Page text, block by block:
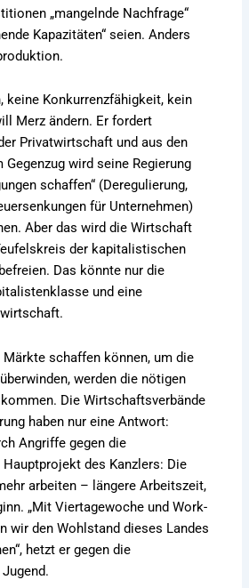
„mangelnde Nachfrage“
Kapazitäten“ seien. Anders
keine Konkurrenzfähigkeit, kein
Merz ändern. Er fordert
Privatwirtschaft und aus den
Gegenzug wird seine Regierung
schaffen“ (Deregulierung,
für Unternehmen)
Aber das wird die Wirtschaft
der kapitalistischen
Das könnte nur die
und eine
Märkte schaffen können, um die
werden die nötigen
Die Wirtschaftsverbände
haben nur eine Antwort:
Angriffe gegen die
des Kanzlers: Die
arbeiten – längere Arbeitszeit,
„Mit Viertagewoche und Work-
wir den Wohlstand dieses Landes
hetzt er gegen die